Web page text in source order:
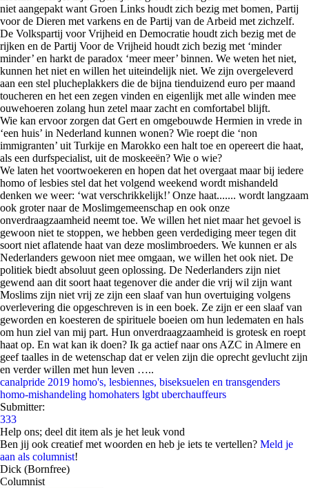
niet aangepakt want Groen Links houdt zich bezig met bomen, Partij
voor de Dieren met varkens en de Partij van de Arbeid met zichzelf.
De Volkspartij voor Vrijheid en Democratie houdt zich bezig met de
rijken en de Partij Voor de Vrijheid houdt zich bezig met ‘minder
minder’ en harkt de paradox ‘meer meer’ binnen. We weten het niet,
kunnen het niet en willen het uiteindelijk niet. We zijn overgeleverd
aan een stel plucheplakkers die de bijna tienduizend euro per maand
toucheren en het een zegen vinden en eigenlijk met alle winden mee
ouwehoeren zolang hun zetel maar zacht en comfortabel blijft.
Wie kan ervoor zorgen dat Gert en omgebouwde Hermien in vrede in
‘een huis’ in Nederland kunnen wonen? Wie roept die ‘non
immigranten’ uit Turkije en Marokko een halt toe en opereert die haat,
als een durfspecialist, uit de moskeeën? Wie o wie?
We laten het voortwoekeren en hopen dat het overgaat maar bij iedere
homo of lesbies stel dat het volgend weekend wordt mishandeld
denken we weer: ‘wat verschrikkelijk!’ Onze haat....... wordt langzaam
ook groter naar de Moslimgemeenschap en ook onze
onverdraagzaamheid neemt toe. We willen het niet maar het gevoel is
gewoon niet te stoppen, we hebben geen verdediging meer tegen dit
soort niet aflatende haat van deze moslimbroeders. We kunnen er als
Nederlanders gewoon niet mee omgaan, we willen het ook niet. De
politiek biedt absoluut geen oplossing. De Nederlanders zijn niet
gewend aan dit soort haat tegenover die ander die vrij wil zijn want
Moslims zijn niet vrij ze zijn een slaaf van hun overtuiging volgens
overlevering die opgeschreven is in een boek. Ze zijn er een slaaf van
geworden en koesteren de spirituele boeien om hun ledematen en hals
om hun ziel van mij part. Hun onverdraagzaamheid is grotesk en roept
haat op. En wat kan ik doen? Ik ga actief naar ons AZC in Almere en
geef taalles in de wetenschap dat er velen zijn die oprecht gevlucht zijn
en verder willen met hun leven …..
canalpride 2019 homo's, lesbiennes, biseksuelen en transgenders
homo-mishandeling homohaters lgbt uberchauffeurs
Submitter:
333
Help ons; deel dit item als je het leuk vond
Ben jij ook creatief met woorden en heb je iets te vertellen? Meld je
aan als columnist!
Dick (Bornfree)
Columnist